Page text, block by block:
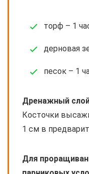
торф – 1
дерновая
песок – 1
Дренажный
Косточки
1 см в
Для